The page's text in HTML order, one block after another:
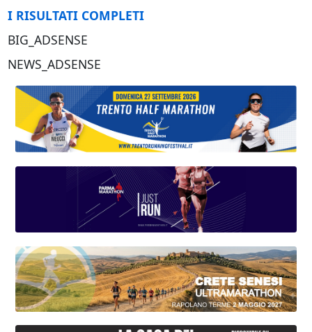
I RISULTATI COMPLETI
BIG_ADSENSE
NEWS_ADSENSE